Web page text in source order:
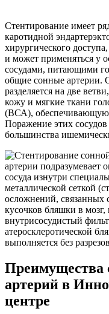
Стентирование имеет
каротидной
хирургического
и может применяться у
сосудами, питающими
общие сонные артерии.
разделяется на две
кожу и мягкие ткани
(ВСА), обеспечивающую
Поражение этих сосудов
большинства
артерии
сосуда изнутри
металлической сеткой
осложнений, связанных
кусочков бляшки в мозг,
внутрисосудистый
атеросклеротической
выполняется без
Преимущества
артерий в
центре